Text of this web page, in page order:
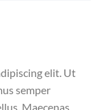
elit. Ut
semper
Maecenas